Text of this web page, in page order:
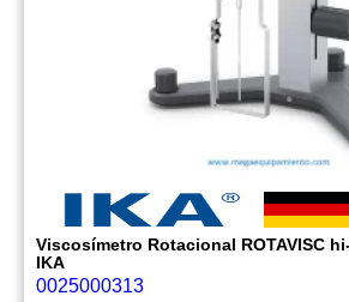
Viscosímetro Rotacional ROTAVISC
IKA
0025000313